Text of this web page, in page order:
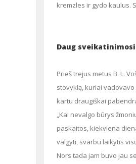
kremzles ir gydo kaulus.
Daug
Prieš trejus metus B. L. Vošteris sumanė pabandyti 10 dienų badauti ir išsiruošė į Neįgaliųjų sąjungos organizuotą vasaros badavimo
stovyklą, kuriai
kartu draugiškai
„Kai nevalgo būrys žmonių, badauti daug lengviau negu būtų vienam namuose. O kai dar numatyti ir pokalbiai, ekskursijos,
paskaitos, kiekviena
valgyti, svarbu laikytis
Nors tada jam buvo jau septyniasdešimt treji, o nuo 70 metų badauti nerekomenduojama, Liubomiras lengvai ištvėrė išbandymą ir